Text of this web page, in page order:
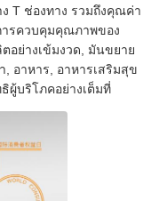
T ช่องทาง รวมถึงคุณค่า
ารควบคุมคุณภาพของ
ย่างเข้มงวด, มันขยาย
อาหาร, อาหารเสริมสุข
ผู้บริโภคอย่างเต็มที่